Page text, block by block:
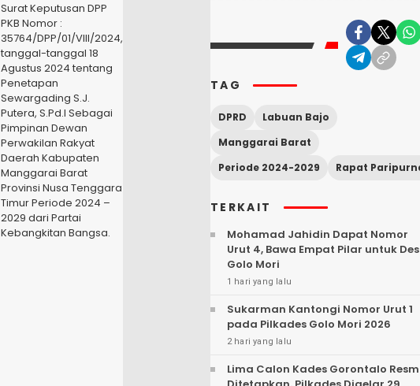
Surat Keputusan DPP
PKB Nomor :
35764/DPP/01/VIII/2024,
tanggal-tanggal 18
Agustus 2024 tentang
Penetapan
Sewargading S.J.
Putera, S.Pd.I Sebagai
Pimpinan Dewan
Perwakilan Rakyat
Daerah Kabupaten
Manggarai Barat
Provinsi Nusa Tenggara
Timur Periode 2024 –
2029 dari Partai
Kebangkitan Bangsa.
TAG
DPRD
Labuan Bajo
Manggarai Barat
Periode 2024-2029
Rapat
TERKAIT
Mohamad Jahidin Dapat Nomor
Urut 4, Bawa Empat Pilar untuk
Golo Mori
1 hari yang lalu
Sukarman Kantongi Nomor Urut 1
pada Pilkades Golo Mori 2026
2 hari yang lalu
Lima Calon Kades Gorontalo